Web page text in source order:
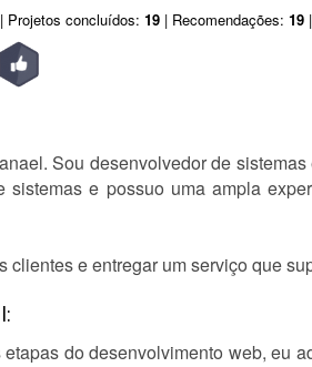
| Projetos concluídos: 19 | Recomendações: 19
Sou desenvolvedor de
e possuo uma ampla
e entregar um serviço que
do desenvolvimento web, eu